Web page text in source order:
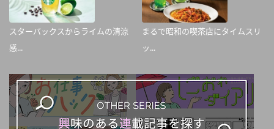
スターバックスからライムの清涼
感...
まるで昭和の喫茶店にタイムスリ
ッ...